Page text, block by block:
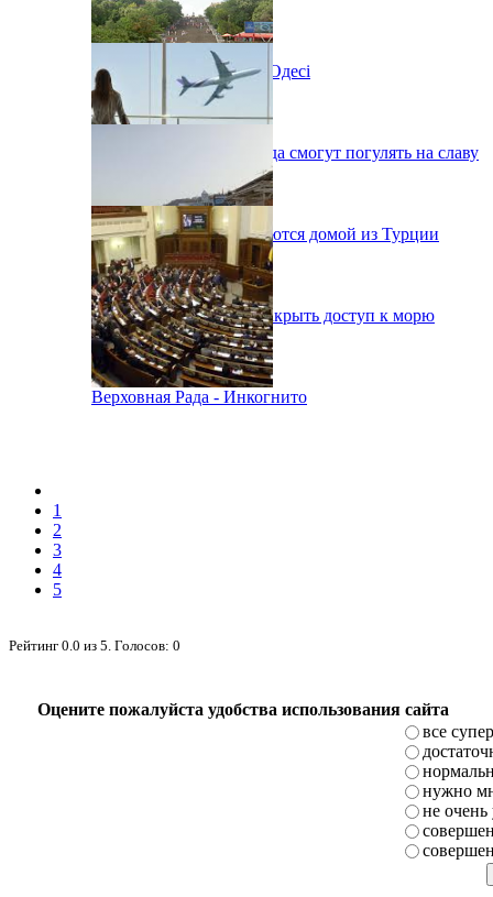
Новий автокінотеатр в Одесі
Одесситы на День города смогут погулять на славу
38 украинцев возвращаются домой из Турции
В Одессе вынуждены закрыть доступ к морю
Верховная Рада - Инкогнито
1
2
3
4
5
Рейтинг 0.0 из 5. Голосов: 0
Оцените пожалуйста удобства использования сайта
все супер
нужно
не очень